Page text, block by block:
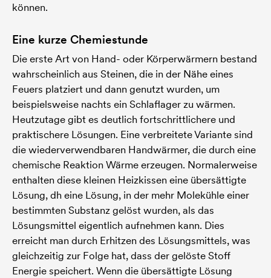
können.
Eine kurze Chemiestunde
Die erste Art von Hand- oder Körperwärmern bestand
wahrscheinlich aus Steinen, die in der Nähe eines
Feuers platziert und dann genutzt wurden, um
beispielsweise nachts ein Schlaflager zu wärmen.
Heutzutage gibt es deutlich fortschrittlichere und
praktischere Lösungen. Eine verbreitete Variante sind
die wiederverwendbaren Handwärmer, die durch eine
chemische Reaktion Wärme erzeugen. Normalerweise
enthalten diese kleinen Heizkissen eine übersättigte
Lösung, dh eine Lösung, in der mehr Molekühle einer
bestimmten Substanz gelöst wurden, als das
Lösungsmittel eigentlich aufnehmen kann. Dies
erreicht man durch Erhitzen des Lösungsmittels, was
gleichzeitig zur Folge hat, dass der gelöste Stoff
Energie speichert. Wenn die übersättigte Lösung